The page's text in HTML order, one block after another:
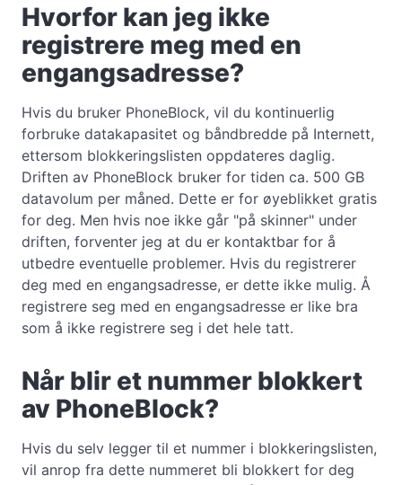
Hvorfor kan jeg ikke
registrere meg med en
engangsadresse?
Hvis du bruker PhoneBlock, vil du kontinuerlig
forbruke datakapasitet og båndbredde på Internett,
ettersom blokkeringslisten oppdateres daglig.
Driften av PhoneBlock bruker for tiden ca. 500 GB
datavolum per måned. Dette er for øyeblikket gratis
for deg. Men hvis noe ikke går "på skinner" under
driften, forventer jeg at du er kontaktbar for å
utbedre eventuelle problemer. Hvis du registrerer
deg med en engangsadresse, er dette ikke mulig. Å
registrere seg med en engangsadresse er like bra
som å ikke registrere seg i det hele tatt.
Når blir et nummer blokkert
av PhoneBlock?
Hvis du selv legger til et nummer i blokkeringslisten,
vil anrop fra dette nummeret bli blokkert for deg